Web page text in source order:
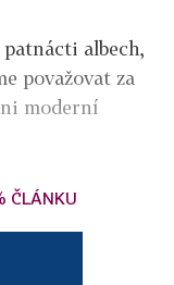
albech,
považovat za
moderní
ČLÁNKU